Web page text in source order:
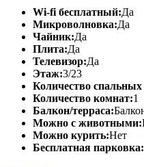
Wi-fi бесплатный:Да
Микроволновка:Да
Чайник:Да
Плита:Да
Телевизор:Да
Этаж:3/23
Количество спальных
Количество комнат:1
Балкон/терраса:
Можно с животными:
Можно курить:Нет
Бесплатная парковка: